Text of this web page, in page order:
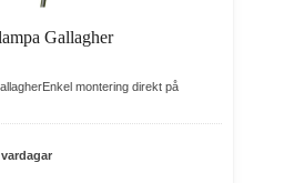
Gallagher
montering direkt på